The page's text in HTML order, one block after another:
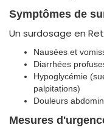
Symptômes de
Un surdosage en
Nausées et
Diarrhées
Hypoglycémie
palpitations)
Douleurs
Mesures